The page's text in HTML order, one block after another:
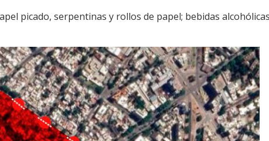
picado, serpentinas y rollos de papel; bebidas